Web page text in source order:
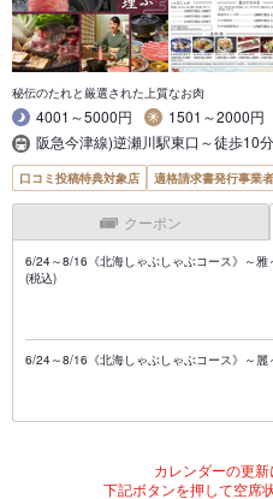
秘伝のたれと厳選された上質なお肉
4001～5000円
1501～2000円
阪急今津線)逆瀬川駅東口～徒歩10分
口コミ投稿特典対象店 適格請求書発行事業者
クーポン
6/24～8/16《北海しゃぶしゃぶコース》～
(税込)
6/24～8/16《北海しゃぶしゃぶコース》～
カレンダーの更新
下記ボタンを押して空席